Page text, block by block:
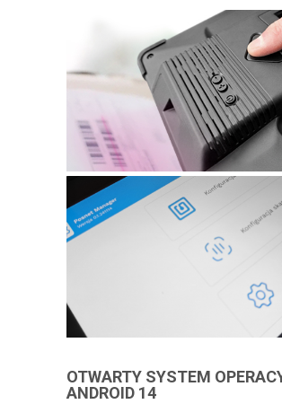
OTWARTY SYSTEM
ANDROID 14